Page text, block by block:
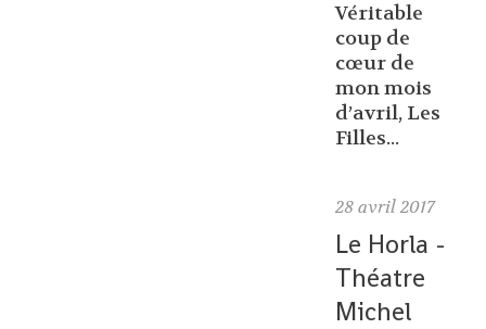
Véritable
coup de
cœur de
mon mois
d’avril, Les
Filles...
28 avril 2017
Le Horla -
Théatre
Michel